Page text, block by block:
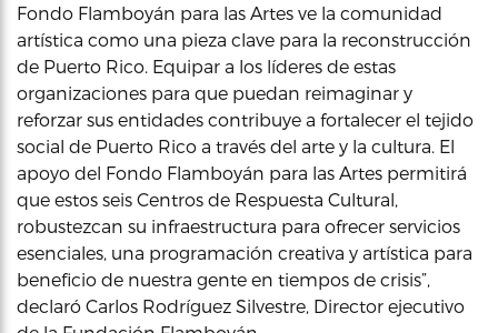
Fondo Flamboyán para las Artes ve la comunidad
artística como una pieza clave para la reconstrucción
de Puerto Rico. Equipar a los líderes de estas
organizaciones para que puedan reimaginar y
reforzar sus entidades contribuye a fortalecer el tejido
social de Puerto Rico a través del arte y la cultura. El
apoyo del Fondo Flamboyán para las Artes permitirá
que estos seis Centros de Respuesta Cultural,
robustezcan su infraestructura para ofrecer servicios
esenciales, una programación creativa y artística para
beneficio de nuestra gente en tiempos de crisis”,
declaró Carlos Rodríguez Silvestre, Director ejecutivo